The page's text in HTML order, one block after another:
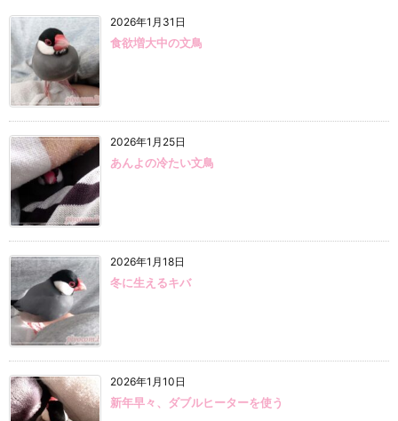
2026年1月31日
食欲増大中の文鳥
2026年1月25日
あんよの冷たい文鳥
2026年1月18日
冬に生えるキバ
2026年1月10日
新年早々、ダブルヒーターを使う